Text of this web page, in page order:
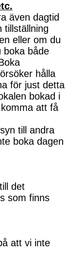
även dagtid
tillställning
eller om du
boka både
hålla
för just detta
bokad i
att få
till andra
boka dagen
det
som finns
att vi inte